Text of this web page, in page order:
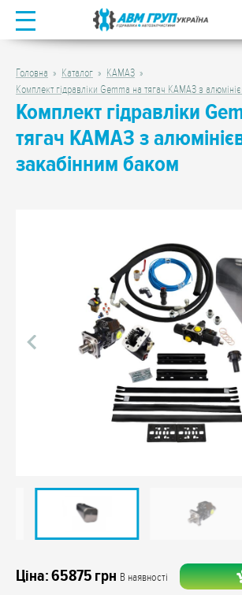
Головна Каталог
КАМАЗ
Комплект гідравліки Gemma на тягач КАМАЗ з
Комплект гідравліки
тягач КАМАЗ з
закабінним баком
Ціна:65875 грн В наявності